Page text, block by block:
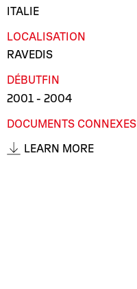
ITALIE
LOCALISATION
RAVEDIS
DÉBUTFIN
2001 - 2004
DOCUMENTS CONNEXES
LEARN MORE